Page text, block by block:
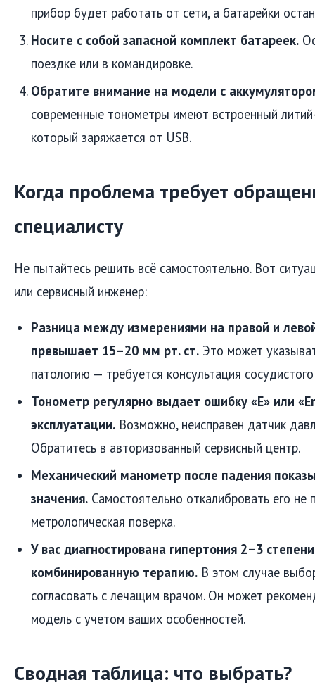
прибор будет работать от сети, а батарейки
Носите с собой запасной комплект батареек.
поездке или в командировке.
Обратите внимание на модели с
современные тонометры имеют встроенный
который заряжается от USB.
Когда проблема требует
специалисту
Не пытайтесь решить всё самостоятельно. Вот
или сервисный инженер:
Разница между измерениями на правой и
превышает 15–20 мм рт. ст. Это может
патологию — требуется консультация сосудистого
Тонометр регулярно выдает ошибку «E» или
эксплуатации. Возможно, неисправен датчик
Обратитесь в авторизованный сервисный центр.
Механический манометр после падения
значения. Самостоятельно откалибровать его
метрологическая поверка.
У вас диагностирована гипертония 2–3
комбинированную терапию. В этом случае
согласовать с лечащим врачом. Он может
модель с учетом ваших особенностей.
Сводная таблица: что выбрать?